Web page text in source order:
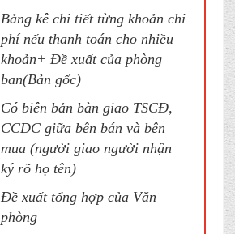
Bảng kê chi tiết từng khoản chi
phí nếu thanh toán cho nhiều
khoản+ Đề xuất của phòng
ban(Bản gốc)
Có biên bản bàn giao TSCĐ,
CCDC giữa bên bán và bên
mua (người giao người nhận
ký rõ họ tên)
Đề xuất tổng hợp của Văn
phòng